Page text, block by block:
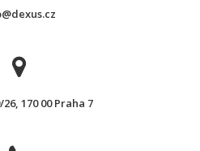
170 00 Praha 7